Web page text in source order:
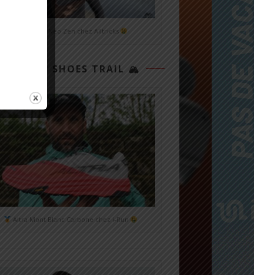
Mizuno Neo Zen chez Alltricks
TOP 3 SHOES TRAIL 🏔
Altra Mont Blanc Carbone chez i-Run